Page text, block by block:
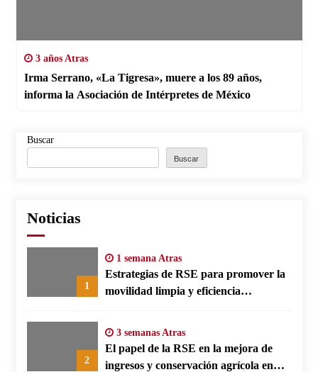
3 años Atras
Irma Serrano, «La Tigresa», muere a los 89 años,
informa la Asociación de Intérpretes de México
Buscar
Buscar
Noticias
1
1 semana Atras
Estrategias de RSE para promover la
movilidad limpia y eficiencia
2
3 semanas Atras
El papel de la RSE en la mejora de
ingresos y conservación agrícola en